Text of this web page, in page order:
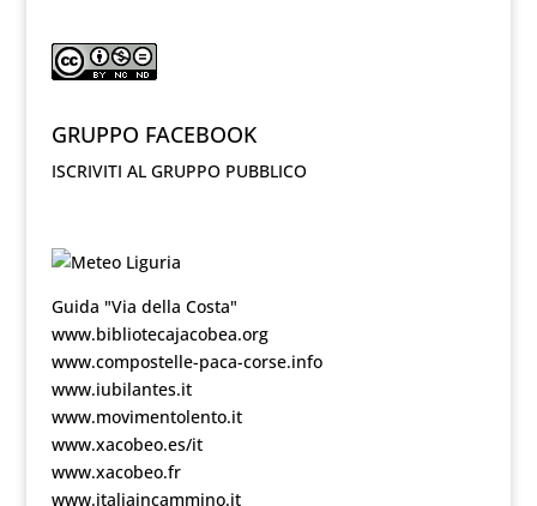
GRUPPO FACEBOOK
ISCRIVITI AL GRUPPO PUBBLICO
Guida "Via della Costa"
www.bibliotecajacobea.org
www.compostelle-paca-corse.info
www.iubilantes.it
www.movimentolento.it
www.xacobeo.es/it
www.xacobeo.fr
www.italiaincammino.it